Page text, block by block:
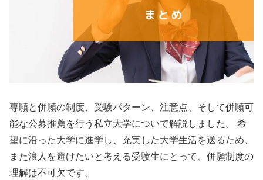
専願と併願の制度、受験パターン、注意点、そして併願可
能な公募推薦を行う私立大学について解説しました。 希
望に沿った大学に進学し、充実した大学生活を送るため、
また浪人を避けたいと考える受験生にとって、併願制度の
理解は不可欠です。